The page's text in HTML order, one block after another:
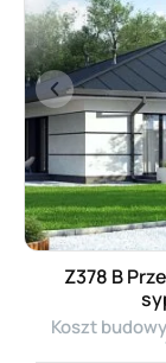
Z378 B
Koszt